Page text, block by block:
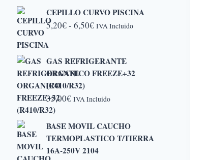
CEPILLO CURVO PISCINA
5,20€- 6,50€Rango
desde
5,20€
IVA Incluido
GAS REFRIGERANTE
ORGANICO FREEZE+32
(R410/R32)
35,00€ IVA Incluido
BASE MOVIL CAUCHO
TERMOPLASTICO T/TIERRA
16A-250V 2104